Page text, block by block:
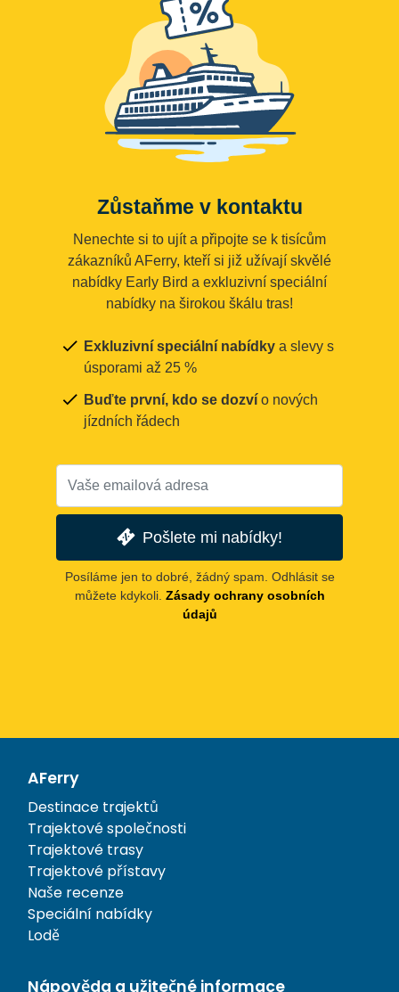
Zůstaňme v kontaktu
Nenechte si to ujít a připojte se k tisícům
zákazníků AFerry, kteří si již užívají skvělé
nabídky Early Bird a exkluzivní speciální
nabídky na širokou škálu tras!
Exkluzivní speciální nabídky a slevy s
úsporami až 25 %
Buďte první, kdo se dozví o nových
jízdních řádech
Pošlete mi nabídky!
Posíláme jen to dobré, žádný spam. Odhlásit se
můžete kdykoli. Zásady ochrany osobních
údajů
AFerry
Destinace trajektů
Trajektové společnosti
Trajektové trasy
Trajektové přístavy
Naše recenze
Speciální nabídky
Lodě
Nápověda a užitečné informace